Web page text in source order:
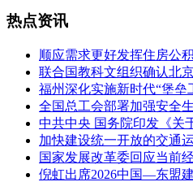
热点资讯
顺应需求更好发挥住房公
联合国教科文组织确认北
福州深化实施新时代“堡垒
全国总工会部署加强安全
中共中央 国务院印发《关
加快建设统一开放的交通
国家发展改革委回应当前
倪虹出席2026中国—东盟